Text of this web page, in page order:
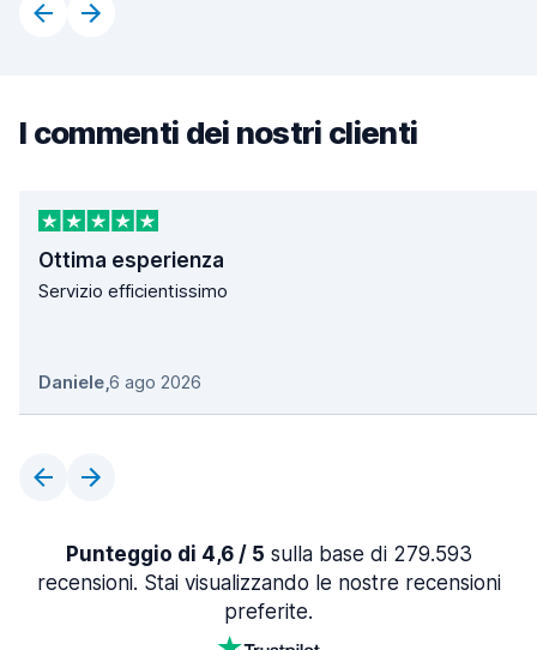
I commenti dei nostri clienti
Ottima esperienza
Servizio efficientissimo
Daniele,6 ago 2026
Punteggio di 4,6 / 5 sulla base di 279.593
recensioni. Stai visualizzando le nostre recensioni
preferite.